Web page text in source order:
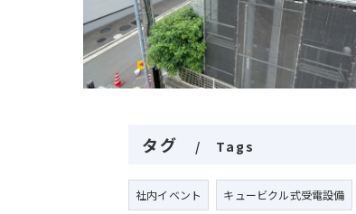
タグ Tags
社内イベント キュービクル式受電設備